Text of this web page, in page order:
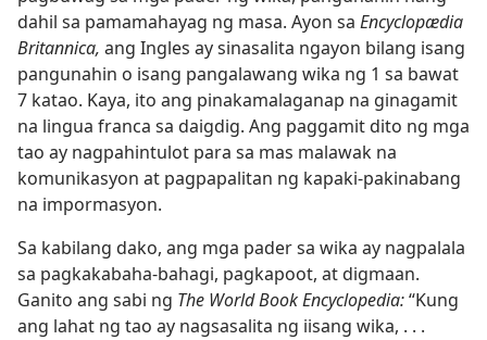
dahil sa pamamahayag ng masa. Ayon sa Encyclopædia
Britannica, ang Ingles ay sinasalita ngayon bilang isang
pangunahin o isang pangalawang wika ng 1 sa bawat
7 katao. Kaya, ito ang pinakamalaganap na ginagamit
na lingua franca sa daigdig. Ang paggamit dito ng mga
tao ay nagpahintulot para sa mas malawak na
komunikasyon at pagpapalitan ng kapaki-pakinabang
na impormasyon.
Sa kabilang dako, ang mga pader sa wika ay nagpalala
sa pagkakabaha-bahagi, pagkapoot, at digmaan.
Ganito ang sabi ng The World Book Encyclopedia:“Kung
ang lahat ng tao ay nagsasalita ng iisang wika, . . .